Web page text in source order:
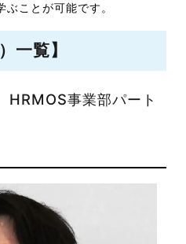
ことが可能です。
一覧】
事業部パート